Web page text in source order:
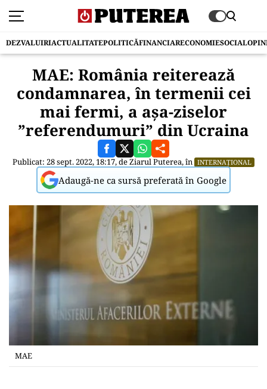
DEZVALUIRIACTUALITATEPOLITICĂFINANCIARECONOMIESOCIAL
MAE: România reiterează
condamnarea, în termenii cei
mai fermi, a aşa-ziselor
”referendumuri” din Ucraina
Publicat: 28 sept. 2022, 18:17, deZiarul Puterea, în INTERNAȚIONAL
Adaugă-ne ca sursă preferată în Google
MAE